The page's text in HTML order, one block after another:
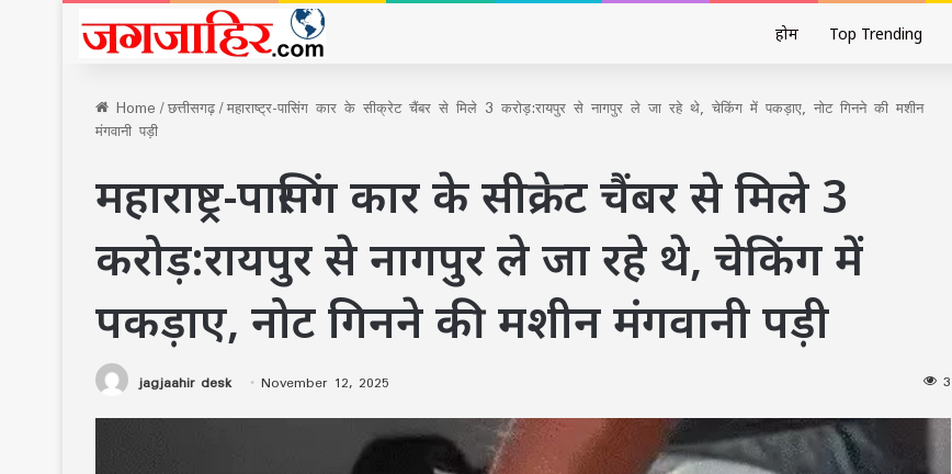
होम Top Trending
Home/छत्तीसगढ़/महाराष्ट्र-पासिंग कार के सीक्रेट चैंबर से मिले 3 करोड़:रायपुर से नागपुर ले जा रहे थे, चेकिंग में पकड़ाए, नोट गिनने की मशीन
मंगवानी पड़ी
महाराष्ट्र-पासिंग कार के सीक्रेट चैंबर से मिले 3
करोड़:रायपुर से नागपुर ले जा रहे थे, चेकिंग में
पकड़ाए, नोट गिनने की मशीन मंगवानी पड़ी
jagjaahir desk November 12, 2025 3